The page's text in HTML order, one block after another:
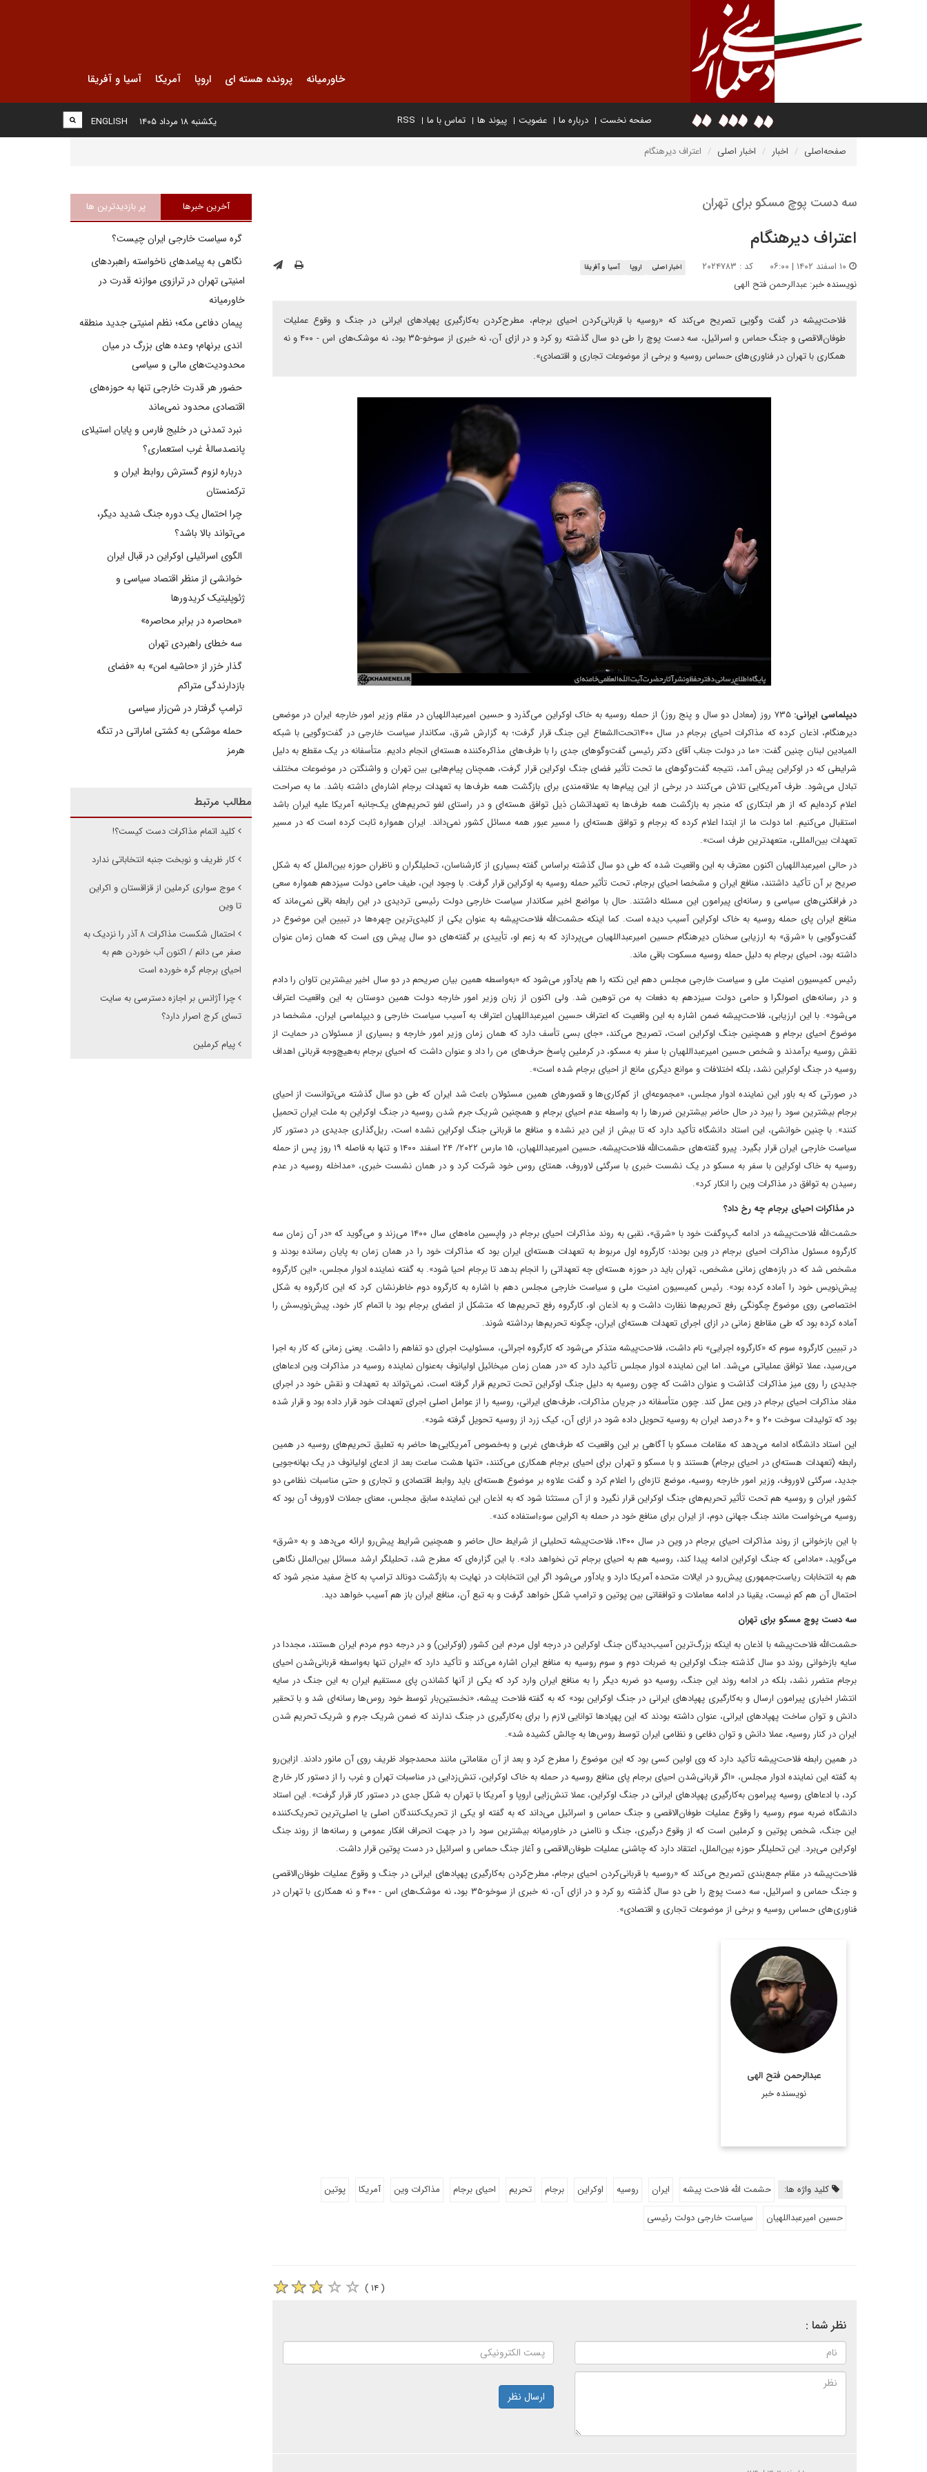
خاورمیانه پرونده هسته ای اروپا آمریکا آسیا و آفریقا
صفحه نخست درباره ما عضویت پیوند ها تماس با ما RSS
ENGLISH یکشنبه ۱۸ مرداد ۱۴۰۵
صفحه‌اصلی اخبار اخبار اصلی اعتراف دیرهنگام
سه دست پوچ مسکو برای تهران
اعتراف دیرهنگام
کد : ۲۰۲۴۷۸۳ اخبار اصلی اروپا آسیا و آفریقا
نویسنده خبر: عبدالرحمن فتح الهی
فلاحت‌پیشه در گفت وگویی تصریح می‌کند که «روسیه با قربانی‌کردن احیای برجام، مطرح‌کردن به‌کارگیری پهپادهای ایرانی در جنگ و وقوع عملیات
طوفان‌الاقصی و جنگ حماس و اسرائیل، سه دست پوچ را طی دو سال گذشته رو کرد و در ازای آن، نه خبری از سوخو-۳۵ بود، نه موشک‌های اس - ۴۰۰ و نه
همکاری با تهران در فناوری‌های حساس روسیه و برخی از موضوعات تجاری و اقتصادی».
دیپلماسی ایرانی:
۷۳۵ روز (معادل دو سال و پنج روز) از حمله روسیه به خاک اوکراین می‌گذرد و حسین امیرعبداللهیان در مقام وزیر امور خارجه ایران در موضعی
دیرهنگام، اذعان کرده که مذاکرات احیای برجام در سال ۱۴۰۰تحت‌الشعاع این جنگ قرار گرفت؛ به گزارش شرق، سکاندار سیاست خارجی در گفت‌وگویی با شبکه
المیادین لبنان چنین گفت: «ما در دولت جناب آقای دکتر رئیسی گفت‌وگوهای جدی را با طرف‌های مذاکره‌کننده هسته‌ای انجام دادیم. متأسفانه در یک مقطع به دلیل
شرایطی که در اوکراین پیش آمد، نتیجه گفت‌وگوهای ما تحت تأثیر فضای جنگ اوکراین قرار گرفت، همچنان پیام‌هایی بین تهران و واشنگتن در موضوعات مختلف
تبادل می‌شود. طرف آمریکایی تلاش می‌کنند در برخی از این پیام‌ها به علاقه‌مندی برای بازگشت همه طرف‌ها به تعهدات برجام اشاره‌ای داشته باشد. ما به صراحت
اعلام کرده‌ایم که از هر ابتکاری که منجر به بازگشت همه طرف‌ها به تعهداتشان ذیل توافق هسته‌ای و در راستای لغو تحریم‌های یک‌جانبه آمریکا علیه ایران باشد
استقبال می‌کنیم. اما دولت ما از ابتدا اعلام کرده که برجام و توافق هسته‌ای را مسیر عبور همه مسائل کشور نمی‌داند. ایران همواره ثابت کرده است که در مسیر
تعهدات بین‌المللی، متعهدترین طرف است».
در حالی امیرعبداللهیان اکنون معترف به این واقعیت شده که طی دو سال گذشته براساس گفته بسیاری از کارشناسان، تحلیلگران و ناظران حوزه بین‌الملل که به شکل
صریح بر آن تأکید داشتند، منافع ایران و مشخصا احیای برجام، تحت تأثیر حمله روسیه به اوکراین قرار گرفت. با وجود این، طیف حامی دولت سیزدهم همواره سعی
در فرافکنی‌های سیاسی و رسانه‌ای پیرامون این مسئله داشتند. حال با مواضع اخیر سکاندار سیاست خارجی دولت رئیسی تردیدی در این رابطه باقی نمی‌ماند که
منافع ایران پای حمله روسیه به خاک اوکراین آسیب دیده است. کما اینکه حشمت‌الله فلاحت‌پیشه به عنوان یکی از کلیدی‌ترین چهره‌ها در تبیین این موضوع در
گفت‌وگویی با «شرق» به ارزیابی سخنان دیرهنگام حسین امیرعبداللهیان می‌پردازد که به زعم او، تأییدی بر گفته‌های دو سال پیش وی است که همان زمان عنوان
داشته بود، احیای برجام به دلیل حمله روسیه مسکوت باقی ماند.
رئیس کمیسیون امنیت ملی و سیاست خارجی مجلس دهم این نکته را هم یادآور می‌شود که «به‌واسطه همین بیان صریحم در دو سال اخیر بیشترین تاوان را دادم
و در رسانه‌های اصولگرا و حامی دولت سیزدهم به دفعات به من توهین شد. ولی اکنون از زبان وزیر امور خارجه دولت همین دوستان به این واقعیت اعتراف
می‌شود». با این ارزیابی، فلاحت‌پیشه ضمن اشاره به این واقعیت که اعتراف حسین امیرعبداللهیان اعتراف به آسیب سیاست خارجی و دیپلماسی ایران، مشخصا در
موضوع احیای برجام و همچنین جنگ اوکراین است، تصریح می‌کند، «جای بسی تأسف دارد که همان زمان وزیر امور خارجه و بسیاری از مسئولان در حمایت از
نقش روسیه برآمدند و شخص حسین امیرعبداللهیان با سفر به مسکو، در کرملین پاسخ حرف‌های من را داد و عنوان داشت که احیای برجام به‌هیچ‌وجه قربانی اهداف
روسیه در جنگ اوکراین نشد، بلکه اختلافات و موانع دیگری مانع از احیای برجام شده است».
در صورتی که به باور این نماینده ادوار مجلس، «مجموعه‌ای از کم‌کاری‌ها و قصورهای همین مسئولان باعث شد ایران که طی دو سال گذشته می‌توانست از احیای
برجام بیشترین سود را ببرد در حال حاضر بیشترین ضررها را به واسطه عدم احیای برجام و همچنین شریک جرم شدن روسیه در جنگ اوکراین به ملت ایران تحمیل
کنند». با چنین خوانشی، این استاد دانشگاه تأکید دارد که تا بیش از این دیر نشده و منافع ما قربانی جنگ اوکراین نشده است، ریل‌گذاری جدیدی در دستور کار
سیاست خارجی ایران قرار بگیرد. پیرو گفته‌های حشمت‌الله فلاحت‌پیشه، حسین امیرعبداللهیان، ۱۵ مارس ۲۰۲۲/ ۲۴ اسفند ۱۴۰۰ و تنها به فاصله ۱۹ روز پس از حمله
روسیه به خاک اوکراین با سفر به مسکو در یک نشست خبری با سرگئی لاوروف، همتای روس خود شرکت کرد و در همان نشست خبری، «مداخله روسیه در عدم
رسیدن به توافق در مذاکرات وین را انکار کرد».
در مذاکرات احیای برجام چه رخ داد؟
حشمت‌الله فلاحت‌پیشه در ادامه گپ‌و‌گفت خود با «شرق»، نقبی به روند مذاکرات احیای برجام در واپسین ماه‌های سال ۱۴۰۰ می‌زند و می‌گوید که «در آن زمان سه
کارگروه مسئول مذاکرات احیای برجام در وین بودند؛ کارگروه اول مربوط به تعهدات هسته‌ای ایران بود که مذاکرات خود را در همان زمان به پایان رسانده بودند و
مشخص شد که در بازه‌های زمانی مشخص، تهران باید در حوزه هسته‌ای چه تعهداتی را انجام بدهد تا برجام احیا شود». به گفته‌ نماینده ادوار مجلس، «این کارگروه
پیش‌نویس خود را آماده کرده بود». رئیس کمیسیون امنیت ملی و سیاست خارجی مجلس دهم با اشاره به کارگروه دوم خاطرنشان کرد که این کارگروه به شکل
اختصاصی روی موضوع چگونگی رفع تحریم‌ها نظارت داشت و به اذعان او، کارگروه رفع تحریم‌ها که متشکل از اعضای برجام بود با اتمام کار خود، پیش‌نویسش را
آماده کرده بود که طی مقاطع زمانی در ازای اجرای تعهدات هسته‌ای ایران، چگونه تحریم‌ها برداشته شوند.
در تبیین کارگروه سوم که «کارگروه اجرایی» نام داشت، فلاحت‌پیشه متذکر می‌شود که کارگروه اجرائی، مسئولیت اجرای دو تفاهم را داشت. یعنی زمانی که کار به اجرا
می‌رسید، عملا توافق عملیاتی می‌شد. اما این نماینده ادوار مجلس تأکید دارد که «در همان زمان میخائیل اولیانوف به‌عنوان نماینده روسیه در مذاکرات وین ادعاهای
جدیدی را روی میز مذاکرات گذاشت و عنوان داشت که چون روسیه به دلیل جنگ اوکراین تحت تحریم قرار گرفته است، نمی‌تواند به تعهدات و نقش خود در اجرای
مفاد مذاکرات احیای برجام در وین عمل کند. چون متأسفانه در جریان مذاکرات، طرف‌های ایرانی، روسیه را از عوامل اصلی اجرای تعهدات خود قرار داده بود و قرار شده
بود که تولیدات سوخت ۲۰ و ۶۰ درصد ایران به روسیه تحویل داده شود در ازای آن، کیک زرد از روسیه تحویل گرفته شود».
این استاد دانشگاه ادامه می‌دهد که مقامات مسکو با آگاهی بر این واقعیت که طرف‌های غربی و به‌خصوص آمریکایی‌ها حاضر به تعلیق تحریم‌های روسیه در همین
رابطه (تعهدات هسته‌ای در احیای برجام) هستند و با مسکو و تهران برای احیای برجام همکاری می‌کنند، «تنها هشت ساعت بعد از ادعای اولیانوف در یک بهانه‌جویی
جدید، سرگئی لاوروف، وزیر امور خارجه روسیه، موضع تازه‌ای را اعلام کرد و گفت علاوه بر موضوع هسته‌ای باید روابط اقتصادی و تجاری و حتی مناسبات نظامی دو
کشور ایران و روسیه هم تحت تأثیر تحریم‌های جنگ اوکراین قرار نگیرد و از آن مستثنا شود که به اذعان این نماینده سابق مجلس، معنای جملات لاوروف آن بود که
روسیه می‌خواست مانند جنگ جهانی دوم، از ایران برای منافع خود در حمله به اکراین سوءاستفاده کند».
با این بازخوانی از روند مذاکرات احیای برجام در وین در سال ۱۴۰۰، فلاحت‌پیشه تحلیلی از شرایط حال حاضر و همچنین شرایط پیش‌رو ارائه می‌دهد و به «شرق»
می‌گوید، «مادامی که جنگ اوکراین ادامه پیدا کند، روسیه هم به احیای برجام تن نخواهد داد». با این گزاره‌ای که مطرح شد، تحلیلگر ارشد مسائل بین‌الملل نگاهی
هم به انتخابات ریاست‌جمهوری پیش‌رو در ایالات متحده آمریکا دارد و یادآور می‌شود اگر این انتخابات در نهایت به بازگشت دونالد ترامپ به کاخ سفید منجر شود که
احتمال آن هم کم نیست، یقینا در ادامه معاملات و توافقاتی بین پوتین و ترامپ شکل خواهد گرفت و به تبع آن، منافع ایران باز هم آسیب خواهد دید.
سه دست پوچ مسکو برای تهران
حشمت‌الله فلاحت‌پیشه با اذعان به اینکه بزرگ‌ترین آسیب‌دیدگان جنگ اوکراین در درجه اول مردم این کشور (اوکراین) و در درجه دوم مردم ایران هستند، مجددا در
سایه بازخوانی روند دو سال گذشته جنگ اوکراین به ضربات دوم و سوم روسیه به منافع ایران اشاره می‌کند و تأکید دارد که «ایران تنها به‌واسطه قربانی‌شدن احیای
برجام متضرر نشد، بلکه در ادامه روند این جنگ، روسیه دو ضربه دیگر را به منافع ایران وارد کرد که یکی از آنها کشاندن پای مستقیم ایران به این جنگ در سایه
انتشار اخباری پیرامون ارسال و به‌کارگیری پهپادهای ایرانی در جنگ اوکراین بود» که به گفته فلاحت پیشه، «نخستین‌بار توسط خود روس‌ها رسانه‌ای شد و با تحقیر
دانش و توان ساخت پهپادهای ایرانی، عنوان داشته بودند که این پهپادها توانایی لازم را برای به‌کارگیری در جنگ ندارند که ضمن شریک جرم و شریک تحریم شدن
ایران در کنار روسیه، عملا دانش و توان دفاعی و نظامی ایران توسط روس‌ها به چالش کشیده شد».
در همین رابطه فلاحت‌پیشه تأکید دارد که وی اولین کسی بود که این موضوع را مطرح کرد و بعد از آن مقاماتی مانند محمدجواد ظریف روی آن مانور دادند. ازاین‌رو
به گفته این نماینده ادوار مجلس، «اگر قربانی‌شدن احیای برجام پای منافع روسیه در حمله به خاک اوکراین، تنش‌زدایی در مناسبات تهران و غرب را از دستور کار خارج
کرد، با ادعاهای روسیه پیرامون به‌کارگیری پهپادهای ایرانی در جنگ اوکراین، عملا تنش‌زایی اروپا و آمریکا با تهران به شکل جدی در دستور کار قرار گرفت». این استاد
دانشگاه ضربه سوم روسیه را وقوع عملیات طوفان‌الاقصی و جنگ حماس و اسرائیل می‌داند که به گفته او یکی از تحریک‌کنندگان اصلی یا اصلی‌ترین تحریک‌کننده
این جنگ، شخص پوتین و کرملین است که از وقوع درگیری، جنگ و ناامنی در خاورمیانه بیشترین سود را در جهت انحراف افکار عمومی و رسانه‌ها از روند جنگ
اوکراین می‌برد. این تحلیلگر حوزه بین‌الملل، اعتقاد دارد که چاشنی عملیات طوفان‌الاقصی و آغاز جنگ حماس و اسرائیل در دست پوتین قرار داشت.
فلاحت‌پیشه در مقام جمع‌بندی تصریح می‌کند که «روسیه با قربانی‌کردن احیای برجام، مطرح‌کردن به‌کارگیری پهپادهای ایرانی در جنگ و وقوع عملیات طوفان‌الاقصی
و جنگ حماس و اسرائیل، سه دست پوچ را طی دو سال گذشته رو کرد و در ازای آن، نه خبری از سوخو-۳۵ بود، نه موشک‌های اس - ۴۰۰ و نه همکاری با تهران در
فناوری‌های حساس روسیه و برخی از موضوعات تجاری و اقتصادی».
عبدالرحمن فتح الهی
نویسنده خبر
روزنامه نگار و کارشناس
ارشد روزنامه نگاری سیاسی
و عضو تحریریه دیپلماسی
ایرانی.
اطلاعات بیشتر
کلید واژه ها: حشمت الله فلاحت پیشه ایران روسیه اوکراین برجام تحریم احیای برجام مذاکرات وین آمریکا
پوتین
حسین امیرعبداللهیان
سیاست خارجی دولت رئیسی
( ۱۴ )
نظر شما :
ارسال نظر
آخرین خبرها پر بازدیدترین ها
گره سیاست خارجی ایران چیست؟
نگاهی به پیامدهای ناخواسته راهبردهای
امنیتی تهران در ترازوی موازنه قدرت در
خاورمیانه
پیمان دفاعی مکه؛ نظم امنیتی جدید منطقه
اندی برنهام؛ وعده های بزرگ در میان
محدودیت‌های مالی و سیاسی
حضور هر قدرت خارجی تنها به حوزه‌های
اقتصادی محدود نمی‌ماند
نبرد تمدنی در خلیج فارس و پایان استیلای
پانصدسالۀ غرب استعماری؟
درباره لزوم گسترش روابط ایران و
ترکمنستان
چرا احتمال یک دوره جنگ شدید دیگر،
می‌تواند بالا باشد؟
الگوی اسرائیلی اوکراین در قبال ایران
خوانشی از منظر اقتصاد سیاسی و
ژئوپلیتیک کریدورها
«محاصره در برابر محاصره»
سه خطای راهبردی تهران
گذار خزر از «حاشیه امن» به «فضای
بازدارندگی متراکم
ترامپ گرفتار در شن‌زار سیاسی
حمله موشکی به کشتی اماراتی در تنگه
هرمز
مطالب مرتبط
کلید اتمام مذاکرات دست کیست؟!
کار ظریف و نوبخت جنبه انتخاباتی ندارد
موج سواری کرملین از قزاقستان و اکراین
تا وین
احتمال شکست مذاکرات ۸ آذر را نزدیک به
صفر می دانم / اکنون آب خوردن هم به
احیای برجام گره خورده است
چرا آژانس بر اجازه دسترسی به سایت
تسای کرج اصرار دارد؟
پیام کرملین